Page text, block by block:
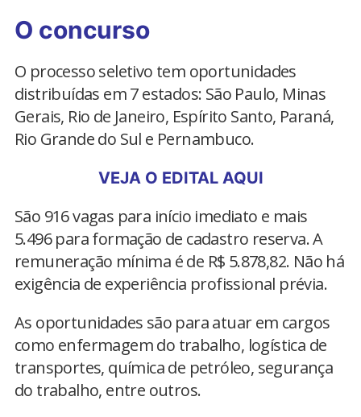
O concurso
O processo seletivo tem oportunidades
distribuídas em 7 estados: São Paulo, Minas
Gerais, Rio de Janeiro, Espírito Santo, Paraná,
Rio Grande do Sul e Pernambuco.
VEJA O EDITAL AQUI
São 916 vagas para início imediato e mais
5.496 para formação de cadastro reserva. A
remuneração mínima é de R$ 5.878,82. Não há
exigência de experiência profissional prévia.
As oportunidades são para atuar em cargos
como enfermagem do trabalho, logística de
transportes, química de petróleo, segurança
do trabalho, entre outros.